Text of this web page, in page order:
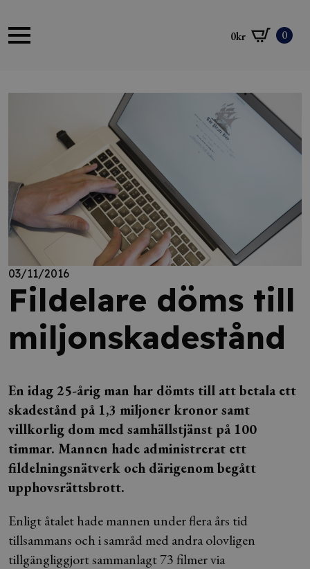
0kr 0
03/11/2016
Fildelare döms till
miljonskadestånd
En idag 25-årig man har dömts till att betala ett
skadestånd på 1,3 miljoner kronor samt
villkorlig dom med samhällstjänst på 100
timmar. Mannen hade administrerat ett
fildelningsnätverk och därigenom begått
upphovsrättsbrott.
Enligt åtalet hade mannen under flera års tid
tillsammans och i samråd med andra olovligen
tillgängliggjort sammanlagt 73 filmer via